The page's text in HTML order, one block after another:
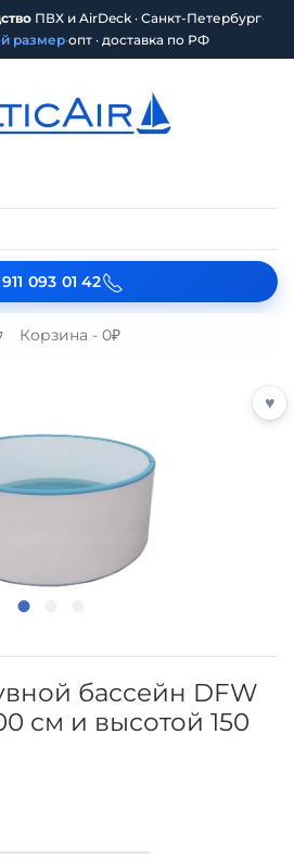
ПВХ и AirDeck · Санкт-Петербург·
размер·опт · доставка по РФ
093 01 42
Корзина - 0₽
бассейн DFW
см и высотой 150
♥